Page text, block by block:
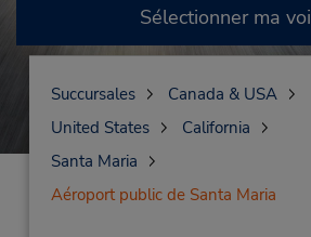
Sélectionner ma
Succursales
Canada & USA
United States
California
Santa Maria
Aéroport public de Santa Maria